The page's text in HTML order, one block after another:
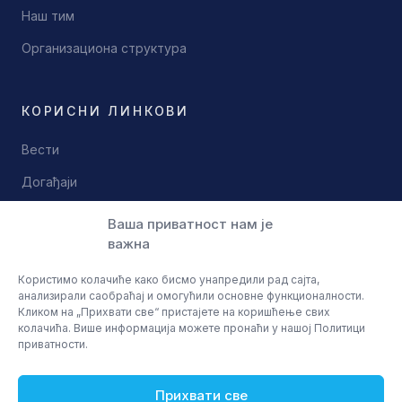
Ваша приватност нам је
важна
Користимо колачиће како бисмо унапредили рад сајта,
анализирали саобраћај и омогућили основне функционалности.
Кликом на „Прихвати све“ пристајете на коришћење свих
колачића. Више информација можете пронаћи у нашој Политици
приватности.
Прихвати све
Наш тим
Организациона структура
КОРИСНИ ЛИНКОВИ
Вести
Догађаји